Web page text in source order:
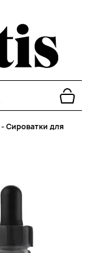
-Сироватки для